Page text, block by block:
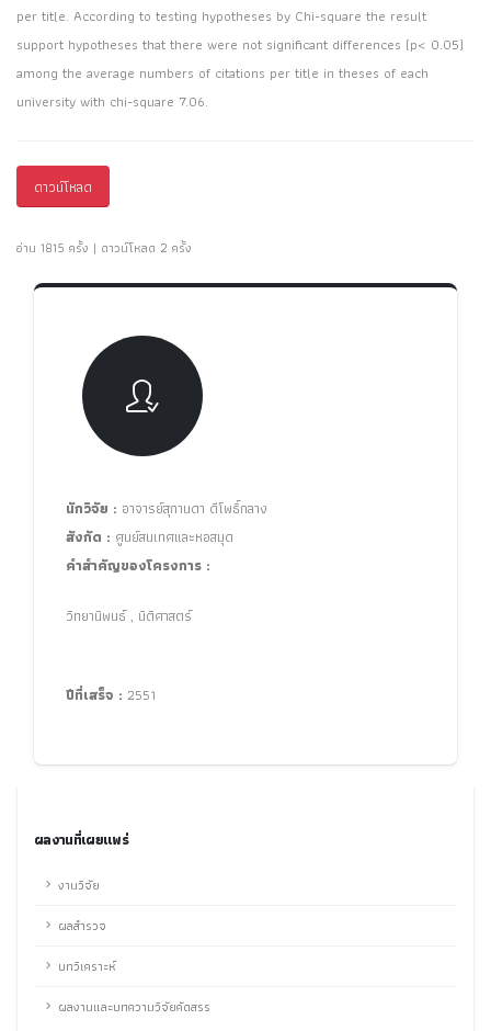
per title. According to testing hypotheses by Chi-square the result
support hypotheses that there were not significant differences (p< 0.05)
among the average numbers of citations per title in theses of each
university with chi-square 7.06.
ดาวน์โหลด
อ่าน 1815 ครั้ง | ดาวน์โหลด 2 ครั้ง
นักวิจัย : อาจารย์สุกานดา ดีโพธิ์กลาง
สังกัด : ศูนย์สนเทศและหอสมุด
คำสำคัญของโครงการ :
วิทยานิพนธ์ , นิติศาสตร์
ปีที่เสร็จ : 2551
ผลงานที่เผยแพร่
งานวิจัย
ผลสำรวจ
บทวิเคราะห์
ผลงานและบทความวิจัยคัดสรร